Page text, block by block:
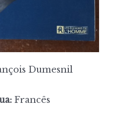
Dumesnil
Francês